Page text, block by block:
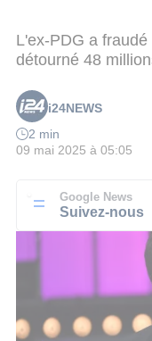
L'ex-PDG a
détourné 48
i24NEWS
2 min
09 mai 2025 à 05:05
Google News
Suivez-nous